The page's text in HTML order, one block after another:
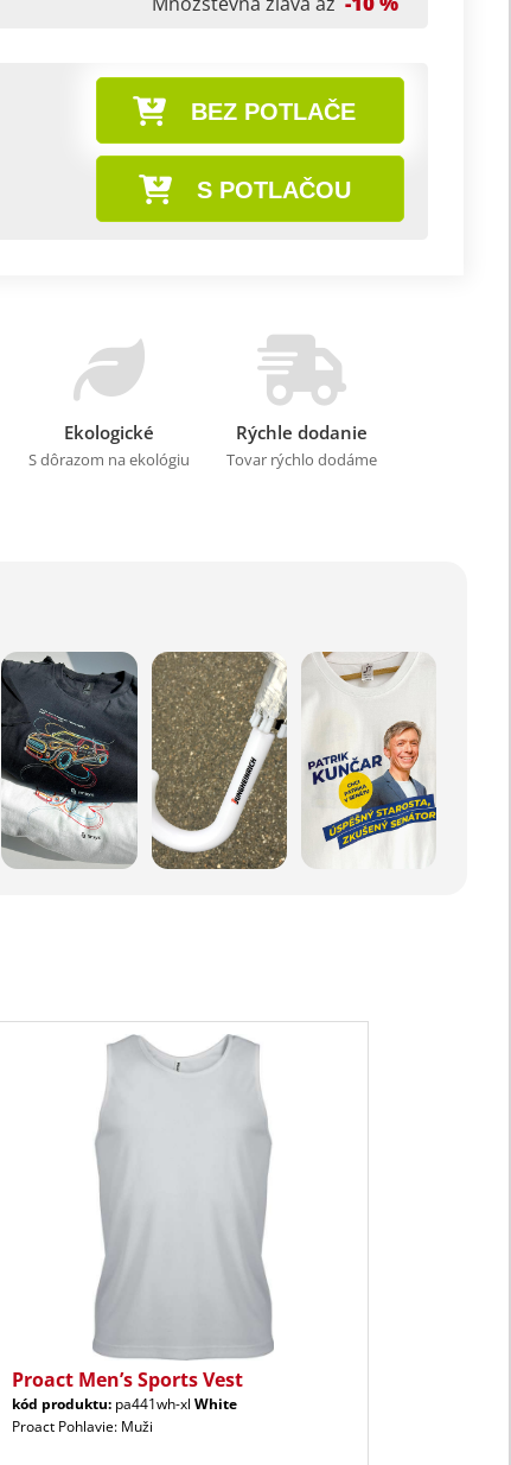
BEZ POTLAČE
S POTLAČOU
Ekologické
S dôrazom na ekológiu
Rýchle dodanie
Tovar rýchlo dodáme
Proact Men’s Sports Vest
kód produktu: pa441wh-xl White
Proact Pohlavie: Muži